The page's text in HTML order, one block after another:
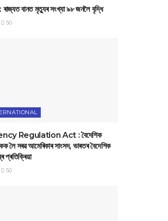
বানত মৃত্যুৰ সংখ্যা ৯৮ জনলৈ বৃদ্ধি
50
Regulation Act : বৈদেশিক
লৈ সৰৱ আমেৰিকাৰ সাংসদ, ভাৰতৰ বৈদেশিক
প্ৰতিক্ৰিয়া
50